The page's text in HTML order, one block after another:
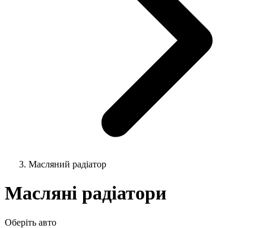
Масляний радіатор
Масляні радіатори
Оберіть авто